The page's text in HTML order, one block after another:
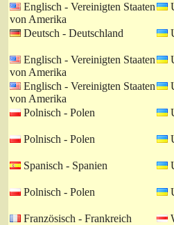
Englisch - Vereinigten Staaten
von Amerika
Deutsch - Deutschland
Englisch - Vereinigten Staaten
von Amerika
Englisch - Vereinigten Staaten
von Amerika
Polnisch - Polen
Polnisch - Polen
Spanisch - Spanien
Polnisch - Polen
Französisch - Frankreich